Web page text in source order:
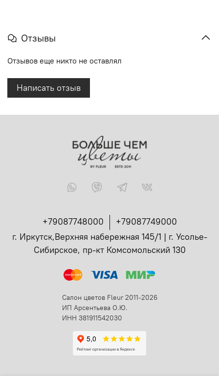
Отзывы
Отзывов еще никто не оставлял
Написать отзыв
+79087748000
+79087749000
г. Иркутск,Верхняя набережная 145/1 | г. Усолье-
Сибирское, пр-кт Комсомольский 130
Салон цветов Fleur 2011-2026
ИП Арсентьева О.Ю.
ИНН 381911542030